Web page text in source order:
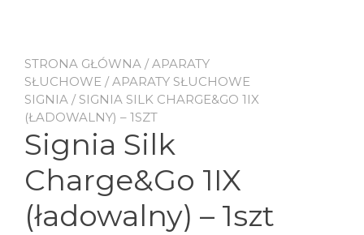
STRONA GŁÓWNA /APARATY
SŁUCHOWE /APARATY SŁUCHOWE
SIGNIA / SIGNIA SILK CHARGE&GO 1IX
(ŁADOWALNY) – 1SZT
Signia Silk
Charge&Go 1IX
(ładowalny) – 1szt